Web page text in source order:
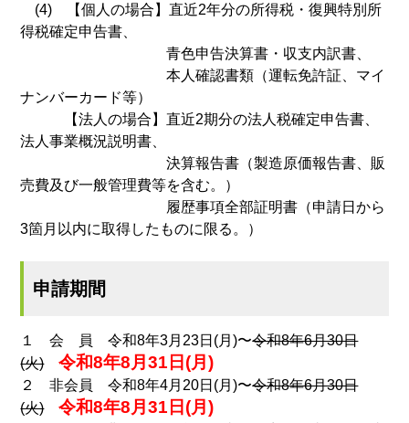
(4) 【個人の場合】直近2年分の所得税・復興特別所
得税確定申告書、
青色申告決算書・収支内訳書、
本人確認書類（運転免許証、マイ
ナンバーカード等）
【法人の場合】直近2期分の法人税確定申告書、
法人事業概況説明書、
決算報告書（製造原価報告書、販
売費及び一般管理費等を含む。）
履歴事項全部証明書（申請日から
3箇月以内に取得したものに限る。）
申請期間
１ 会 員 令和8年3月23日(月)〜令和8年6月30日
(火)
令和8年8月31日(月)
２ 非会員 令和8年4月20日(月)〜令和8年6月30日
(火)
令和8年8月31日(月)